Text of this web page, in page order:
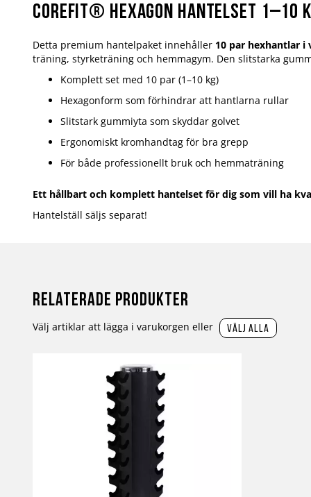
Corefit® Hexagon hantelset 1–10
Detta premium hantelpaket innehåller 10 par hexhantlar i
träning, styrketräning och hemmagym. Den slitstarka
Komplett set med 10 par (1–10 kg)
Hexagonform som förhindrar att hantlarna rullar
Slitstark gummiyta som skyddar golvet
Ergonomiskt kromhandtag för bra grepp
För både professionellt bruk och hemmaträning
Ett hållbart och komplett hantelset för dig som vill ha
Hantelställ säljs separat!
Relaterade produkter
Välj artiklar att lägga i varukorgen eller välj alla